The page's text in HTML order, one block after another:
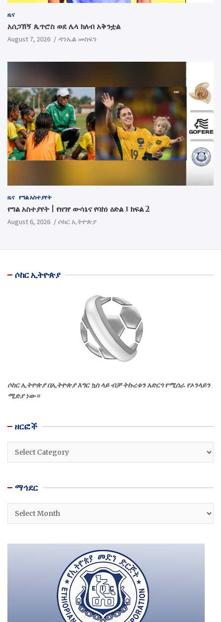
ዜና
አሰጋኸኝ ጴጥሮስ ወደ ሌላ ክለብ አቅንቷል
August 7, 2026 ዳንኤል መስፍን
ዜና የግል አስተያየት
የግል አስተያየት | የዘገየ ውሳኔና የባከነ ዕድል ፤ ክፍል 2
August 6, 2026 ሶከር ኢትዮጵያ
ሶከር ኢትዮጵያ
ሶከር ኢትዮጵያ በኢትዮጵያ እግር ኳስ ላይ ብቻ ትኩረቱን አድርጎ የሚሰራ የኦንላይን
ሚድያ ነው።
ዘርፎች
ዘርፎች
ማኅደር
ማኅደር